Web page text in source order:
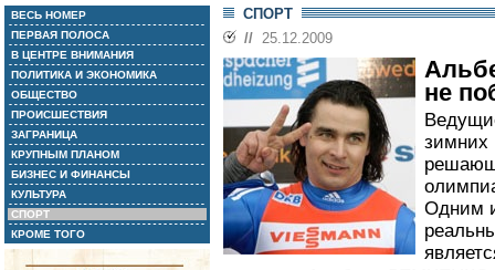
ВЕСЬ НОМЕР
ПЕРВАЯ ПОЛОСА
В ЦЕНТРЕ ВНИМАНИЯ
ПОЛИТИКА И ЭКОНОМИКА
ОБЩЕСТВО
ПРОИСШЕСТВИЯ
ЗАГРАНИЦА
КРУПНЫМ ПЛАНОМ
БИЗНЕС И ФИНАНСЫ
КУЛЬТУРА
СПОРТ
КРОМЕ ТОГО
СПОРТ
// 25.12.2009
не
зимних
Одним